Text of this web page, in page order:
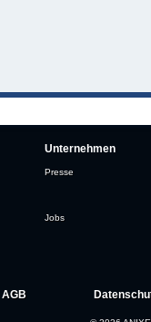
Unternehmen
Presse
Jobs
AGB